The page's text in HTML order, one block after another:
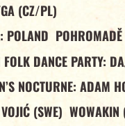
(CZ/PL)
POLAND
DANCE PARTY:
NOCTURNE: ADAM
(SWE) WOWAKIN